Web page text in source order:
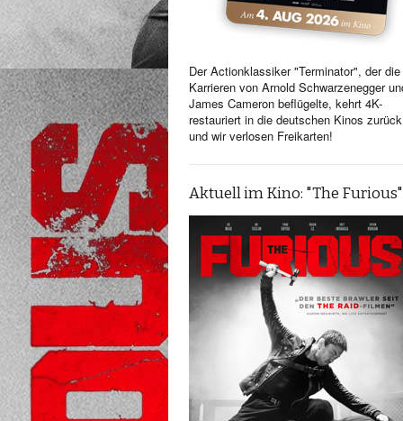
Der Actionklassiker "Terminator", der die
Karrieren von Arnold Schwarzenegger
James Cameron beflügelte, kehrt 4K-
restauriert in die deutschen Kinos zurück
und wir verlosen Freikarten!
Aktuell im Kino: "The Furious"